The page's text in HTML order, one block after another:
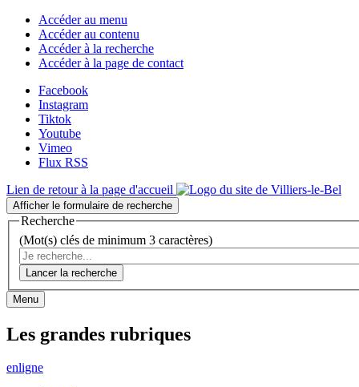
Accéder au menu
Accéder au contenu
Accéder à la recherche
Accéder à la page de contact
Facebook
Instagram
Tiktok
Youtube
Vimeo
Flux RSS
Lien de retour à la page d'accueil
Afficher le formulaire de recherche
Recherche
(Mot(s) clés de minimum 3 caractères)
Lancer la recherche
Menu
Les grandes rubriques
enligne